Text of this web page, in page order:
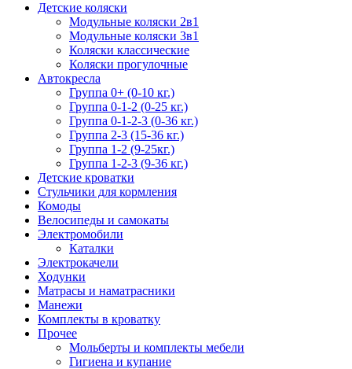
Детские коляски
Модульные коляски 2в1
Модульные коляски 3в1
Коляски классические
Коляски прогулочные
Автокресла
Группа 0+ (0-10 кг.)
Группа 0-1-2 (0-25 кг.)
Группа 0-1-2-3 (0-36 кг.)
Группа 2-3 (15-36 кг.)
Группа 1-2 (9-25кг.)
Группа 1-2-3 (9-36 кг.)
Детские кроватки
Стульчики для кормления
Комоды
Велосипеды и самокаты
Электромобили
Каталки
Электрокачели
Ходунки
Матрасы и наматрасники
Манежи
Комплекты в кроватку
Прочее
Мольберты и комплекты мебели
Гигиена и купание